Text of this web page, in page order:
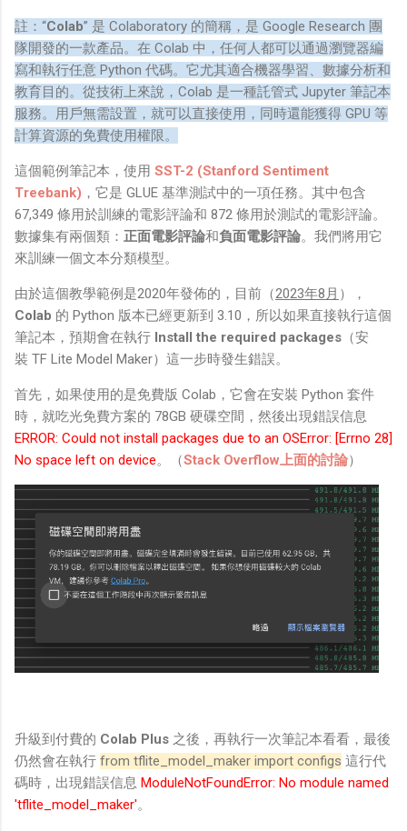
註：“Colab” 是 Colaboratory 的簡稱，是 Google Research 團
隊開發的一款產品。在 Colab 中，任何人都可以通過瀏覽器編
寫和執行任意 Python 代碼。它尤其適合機器學習、數據分析和
教育目的。從技術上來說，Colab 是一種託管式 Jupyter 筆記本
服務。用戶無需設置，就可以直接使用，同時還能獲得 GPU 等
計算資源的免費使用權限。
這個範例筆記本，使用 SST-2 (Stanford Sentiment
Treebank) ，它是 GLUE 基準測試中的一項任務。其中包含
67,349 條用於訓練的電影評論和 872 條用於測試的電影評論。
數據集有兩個類： 正面電影評論和負面電影評論。我們將用它
來訓練一個文本分類模型。
由於這個教學範例是2020年發佈的，目前（2023年8月 ），
Colab 的 Python 版本已經更新到 3.10，所以如果直接執行這個
筆記本，預期會在執行 Install the required packages （安
裝 TF Lite Model Maker）這一步時發生錯誤。
首先，如果使用的是免費版 Colab，它會在安裝 Python 套件
時，就吃光免費方案的 78GB 硬碟空間，然後出現錯誤信息
ERROR: Could not install packages due to an OSError: [Errno 28]
No space left on device。（Stack Overflow上面的討論）
升級到付費的 Colab Plus 之後，再執行一次筆記本看看，最後
仍然會在執行 from tflite_model_maker import configs 這行代
碼時，出現錯誤信息 ModuleNotFoundError: No module named
'tflite_model_maker'。